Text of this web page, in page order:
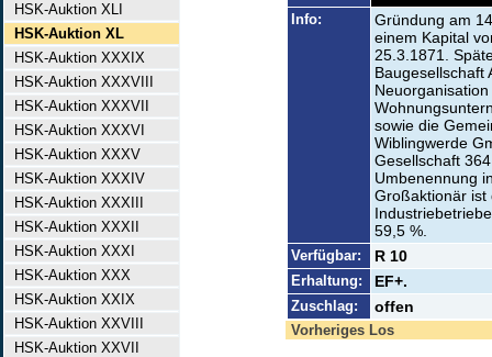
HSK-Auktion XLI
HSK-Auktion XL
HSK-Auktion XXXIX
HSK-Auktion XXXVIII
HSK-Auktion XXXVII
HSK-Auktion XXXVI
HSK-Auktion XXXV
HSK-Auktion XXXIV
HSK-Auktion XXXIII
HSK-Auktion XXXII
HSK-Auktion XXXI
HSK-Auktion XXX
HSK-Auktion XXIX
HSK-Auktion XXVIII
HSK-Auktion XXVII
Info:
Gründung am
einem Kapital
25.3.1871.
Baugesellschaft
sowie die
Wiblingwerde
Gesellschaft
Umbenennung
Großaktionär ist
59,5 %.
Verfügbar: R 10
Erhaltung: EF+.
Zuschlag: offen
Vorheriges Los